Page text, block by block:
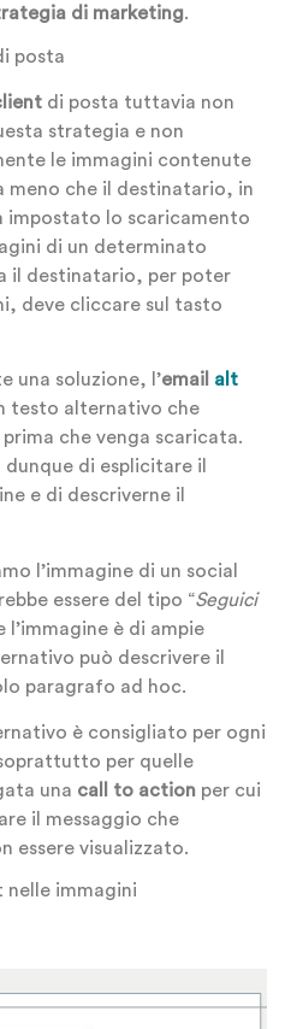
di marketing.
posta
di posta tuttavia non
strategia e non
le immagini contenute
meno che il destinatario, in
impostato lo scaricamento
di un determinato
il destinatario, per poter
deve cliccare sul tasto
una soluzione, l’email alt
testo alternativo che
che venga scaricata.
di esplicitare il
e di descriverne il
l’immagine di un social
essere del tipo “Seguici
l’immagine è di ampie
può descrivere il
paragrafo ad hoc.
è consigliato per ogni
per quelle
una call to action per cui
il messaggio che
essere visualizzato.
nelle immagini